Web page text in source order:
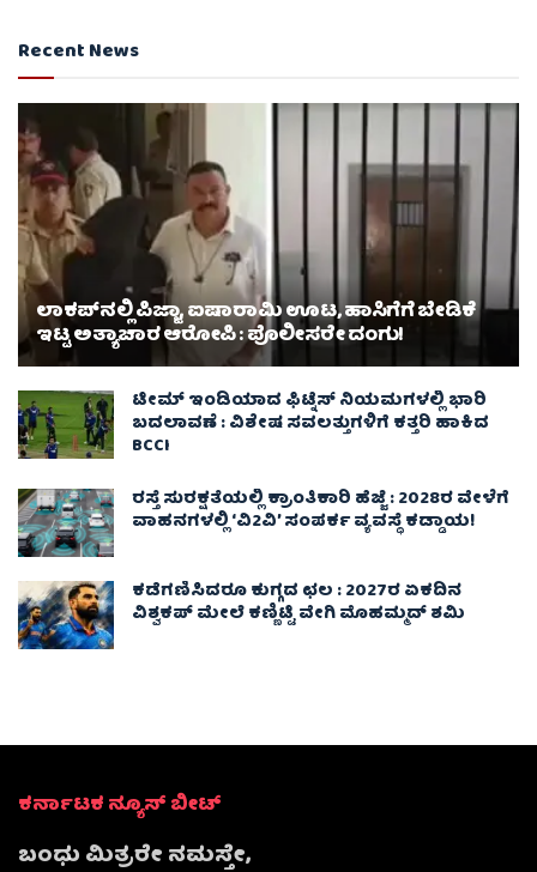
Recent News
ಲಾಕಪ್‌ನಲ್ಲಿ ಪಿಜ್ಜಾ, ಐಷಾರಾಮಿ ಊಟ, ಹಾಸಿಗೆಗೆ ಬೇಡಿಕೆ
ಇಟ್ಟ ಅತ್ಯಾಚಾರ ಆರೋಪಿ : ಪೊಲೀಸರೇ ದಂಗು!
ಟೀಮ್ ಇಂಡಿಯಾದ ಫಿಟ್ನೆಸ್ ನಿಯಮಗಳಲ್ಲಿ ಭಾರಿ
ಬದಲಾವಣೆ : ವಿಶೇಷ ಸವಲತ್ತುಗಳಿಗೆ ಕತ್ತರಿ ಹಾಕಿದ
BCCI
ರಸ್ತೆ ಸುರಕ್ಷತೆಯಲ್ಲಿ ಕ್ರಾಂತಿಕಾರಿ ಹೆಜ್ಜೆ : 2028ರ ವೇಳೆಗೆ
ವಾಹನಗಳಲ್ಲಿ ‘ವಿ2ವಿ’ ಸಂಪರ್ಕ ವ್ಯವಸ್ಥೆ ಕಡ್ಡಾಯ!
ಕಡೆಗಣಿಸಿದರೂ ಕುಗ್ಗದ ಛಲ : 2027ರ ಏಕದಿನ
ವಿಶ್ವಕಪ್‌ ಮೇಲೆ ಕಣ್ಣಿಟ್ಟಿ ವೇಗಿ ಮೊಹಮ್ಮದ್ ಶಮಿ
ಕರ್ನಾಟಕ ನ್ಯೂಸ್ ಬೀಟ್
ಬಂಧು ಮಿತ್ರರೇ ನಮಸ್ತೇ,